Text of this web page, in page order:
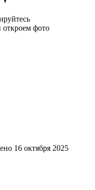
фото
16 октября 2025